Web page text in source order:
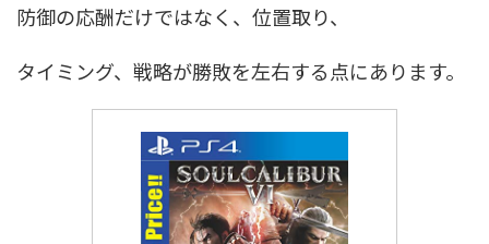
防御の応酬だけではなく、位置取り、
タイミング、戦略が勝敗を左右する点にあります。